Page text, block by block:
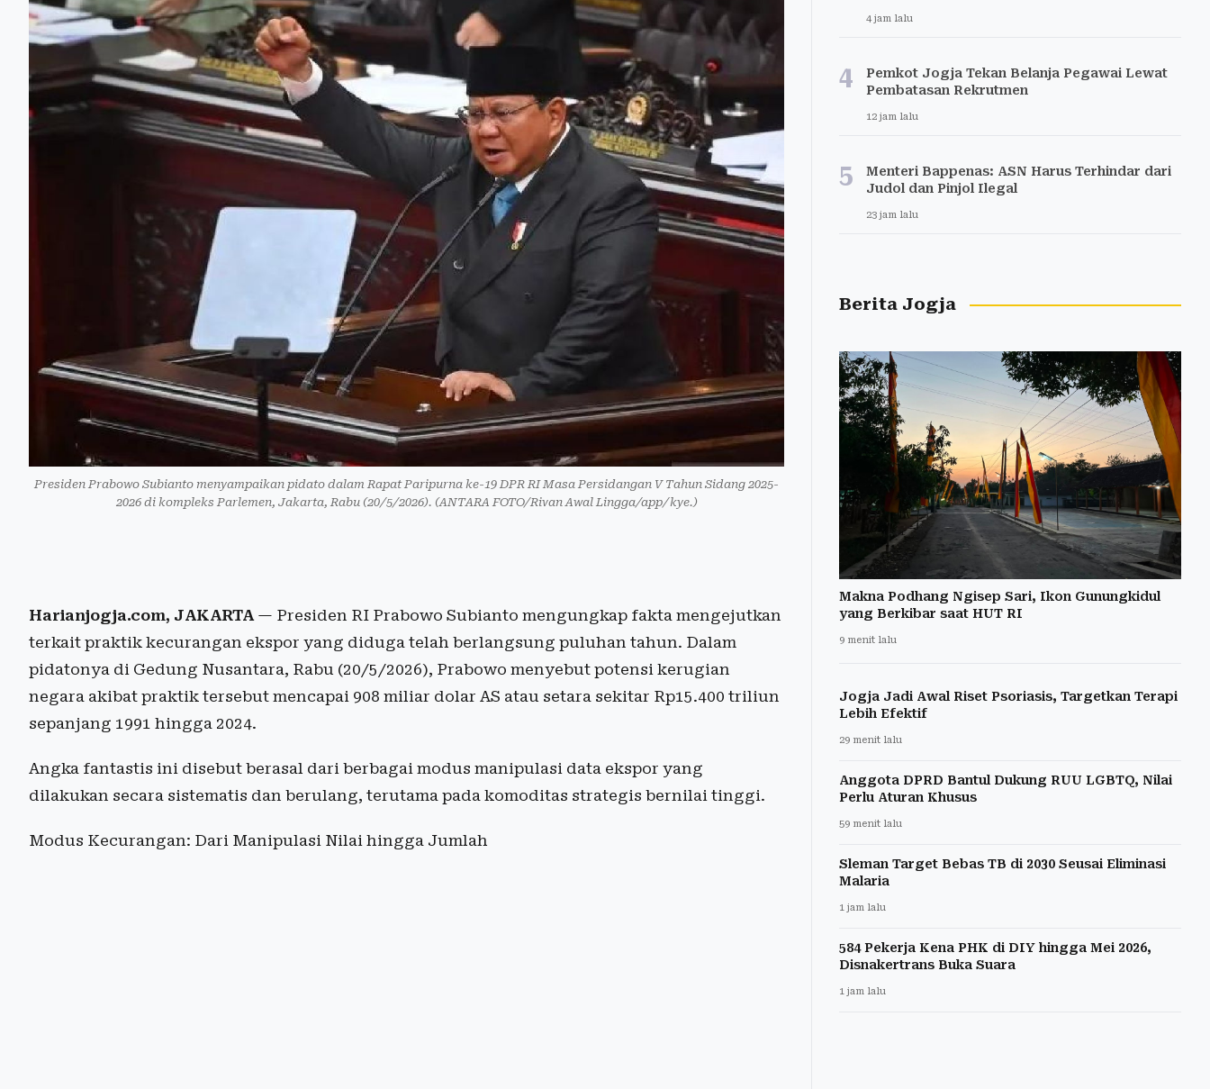
Presiden Prabowo Subianto menyampaikan pidato dalam Rapat Paripurna ke-19 DPR RI Masa Persidangan V Tahun Sidang 2025-
2026 di kompleks Parlemen, Jakarta, Rabu (20/5/2026). (ANTARA FOTO/Rivan Awal Lingga/app/kye.)
Harianjogja.com, JAKARTA— Presiden RI Prabowo Subianto mengungkap fakta mengejutkan
terkait praktik kecurangan ekspor yang diduga telah berlangsung puluhan tahun. Dalam
pidatonya di Gedung Nusantara, Rabu (20/5/2026), Prabowo menyebut potensi kerugian
negara akibat praktik tersebut mencapai 908 miliar dolar AS atau setara sekitar Rp15.400 triliun
sepanjang 1991 hingga 2024.
Angka fantastis ini disebut berasal dari berbagai modus manipulasi data ekspor yang
dilakukan secara sistematis dan berulang, terutama pada komoditas strategis bernilai tinggi.
Modus Kecurangan: Dari Manipulasi Nilai hingga Jumlah
4 jam lalu
4
Pemkot Jogja Tekan Belanja Pegawai Lewat
Pembatasan Rekrutmen
12 jam lalu
5
Menteri Bappenas: ASN Harus Terhindar dari
Judol dan Pinjol Ilegal
23 jam lalu
Berita Jogja
Makna Podhang Ngisep Sari, Ikon Gunungkidul
yang Berkibar saat HUT RI
9 menit lalu
Jogja Jadi Awal Riset Psoriasis, Targetkan Terapi
Lebih Efektif
29 menit lalu
Anggota DPRD Bantul Dukung RUU LGBTQ, Nilai
Perlu Aturan Khusus
59 menit lalu
Sleman Target Bebas TB di 2030 Seusai Eliminasi
Malaria
1 jam lalu
584 Pekerja Kena PHK di DIY hingga Mei 2026,
Disnakertrans Buka Suara
1 jam lalu